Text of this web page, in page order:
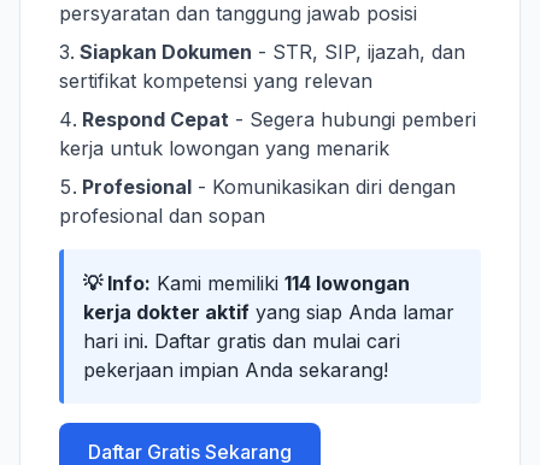
persyaratan dan tanggung jawab posisi
Siapkan Dokumen - STR, SIP, ijazah, dan
sertifikat kompetensi yang relevan
Respond Cepat - Segera hubungi pemberi
kerja untuk lowongan yang menarik
Profesional - Komunikasikan diri dengan
profesional dan sopan
💡 Info: Kami memiliki 114 lowongan
kerja dokter aktif yang siap Anda lamar
hari ini. Daftar gratis dan mulai cari
pekerjaan impian Anda sekarang!
Daftar Gratis Sekarang